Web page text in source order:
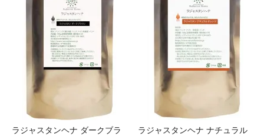
ラジャスタンヘナ ダークブラ
ラジャスタンヘナ ナチュラル